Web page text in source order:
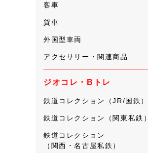
客車
貨車
外国型車両
アクセサリー・関連商品
ジオコレ・Bトレ
鉄道コレクション（JR/国鉄）
鉄道コレクション（関東私鉄）
鉄道コレクション
（関西・名古屋私鉄）